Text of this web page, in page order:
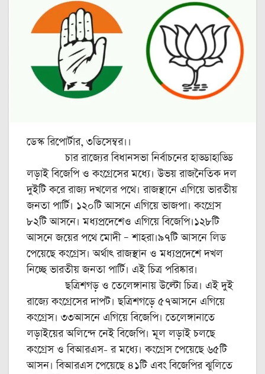
ডেস্ক রিপোর্টার, ৩ডিসেম্বর।।
চার রাজ্যের বিধানসভা নির্বাচনের হাড্ডাহাড্ডি
লড়াই বিজেপি ও কংগ্রেসের মধ্যে। উভয় রাজনৈতিক দল
দুইটি করে রাজ্য দখলের পথে। রাজস্থানে এগিয়ে ভারতীয়
জনতা পার্টি। ১২০টি আসনে এগিয়ে ভাজপা। কংগ্রেস
৮২টি আসনে। মধ্যপ্রদেশেও এগিয়ে বিজেপি।১২৮টি
আসনে জয়ের পথে মোদী – শাহরা।৯৭টি আসনে লিড
পেয়েছে কংগ্রেস। অর্থাৎ রাজস্থান ও মধ্যপ্রদেশে দখল
নিচ্ছে ভারতীয় জনতা পার্টি। এই চিত্র পরিষ্কার।
ছত্রিশগড় ও তেলেঙ্গানায় উল্টো চিত্র। এই দুই
রাজ্যে কংগ্রেসের দাপট। ছত্রিশগড়ে ৫৭আসনে এগিয়ে
কংগ্রেস। ৩৩আসনে এগিয়ে বিজেপি। তেলেঙ্গানাতে
লড়াইয়ের অলিন্দে নেই বিজেপি। মূল লড়াই চলছে
কংগ্রেস ও বিআরএস- র মধ্যে। কংগ্রেস পেয়েছে ৬৫টি
আসন। বিআরএস পেয়েছে ৪১টি এবং বিজেপির ঝুলিতে